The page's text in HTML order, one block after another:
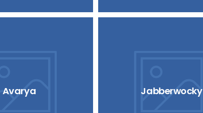
Avarya Jabberwocky